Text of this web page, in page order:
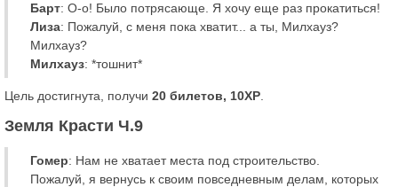
Барт: О-о! Было потрясающе. Я хочу еще раз прокатиться!
Лиза: Пожалуй, с меня пока хватит... а ты, Милхауз?
Милхауз?
Милхауз: *тошнит*
Цель достигнута, получи 20 билетов, 10XP
Земля Красти Ч.9
Гомер: Нам не хватает места под строительство.
Пожалуй, я вернусь к своим повседневным делам, которых